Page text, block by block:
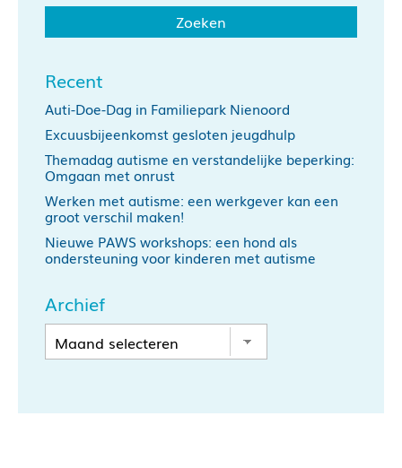
Recent
Auti-Doe-Dag in Familiepark Nienoord
Excuusbijeenkomst gesloten jeugdhulp
Themadag autisme en verstandelijke beperking:
Omgaan met onrust
Werken met autisme: een werkgever kan een
groot verschil maken!
Nieuwe PAWS workshops: een hond als
ondersteuning voor kinderen met autisme
Archief